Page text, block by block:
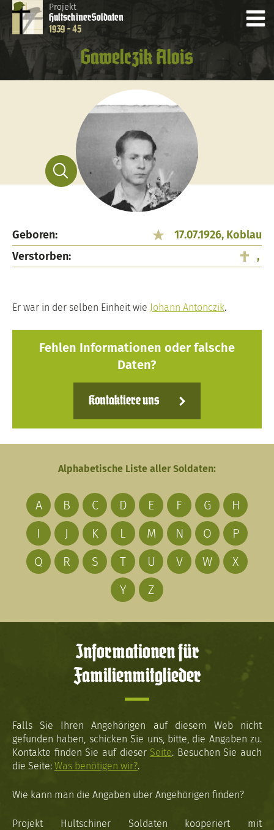
Projekt
HultschinerSoldaten
1939 - 45
Gawelczik Alois
Geboren:
17.07.1926, Koblau
Verstorben:
,
Er war in der selben Einheit wie Johann Antonczik.
Fehlen Informationen oder falsche
Daten?
Kontaktiere uns
Alphabetische Liste aller Soldaten:
A B C D E F G
H
I
J K L M N O
P
Q
R S T U V W
X
Y
Z
Informationen für
Familienmitglieder
Falls Sie Ihren Angehörigen auf diesem Web nicht
gefunden haben, schicken Sie uns, bitte, die Angaben zu.
Kontakte finden Sie auf dieser Seite. Besuchen Sie auch
die Seite: Was benötigen wir?.
Wie kann man die Angaben über Angehörigen finden?
Projekt Hultschiner Soldaten kooperiert mit